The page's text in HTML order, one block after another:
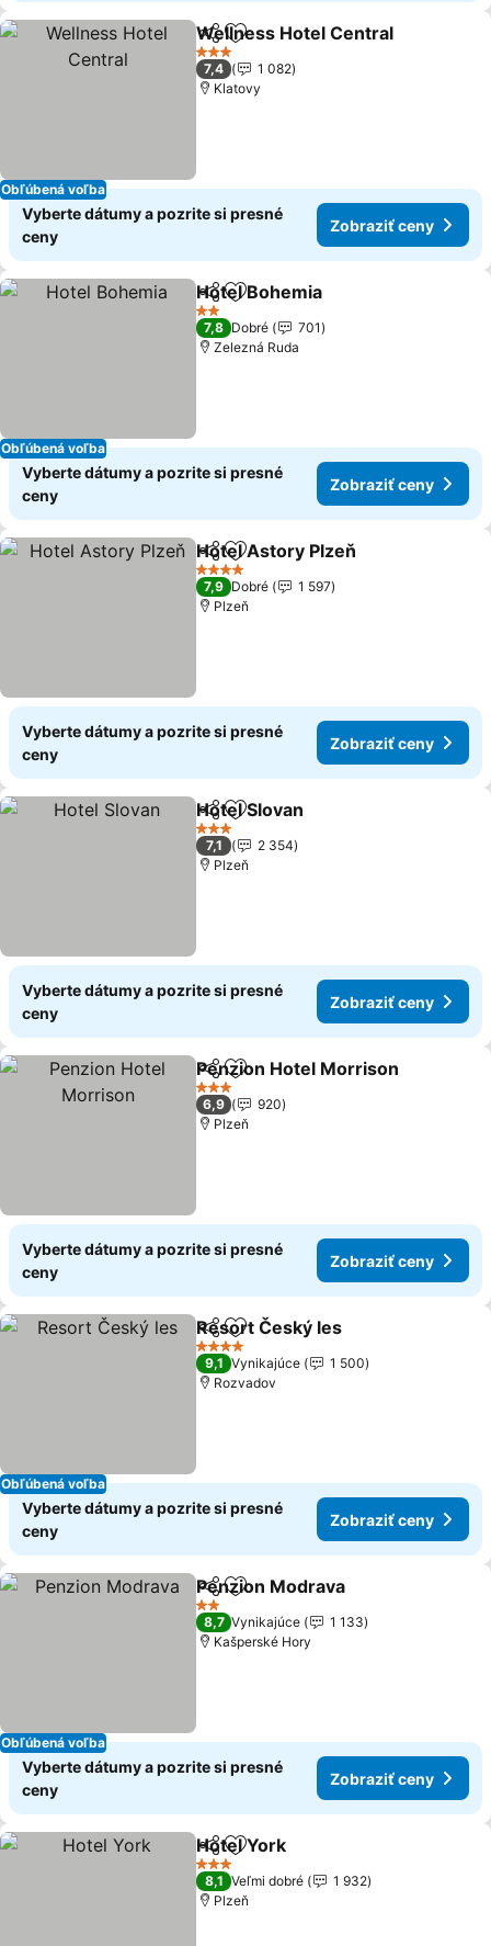
Obľúbená voľba
ZdieľaťPridať do obľúbených
Wellness Hotel Central
3 Počet hviezdičiek
7,4
1 082
Klatovy
Vyberte dátumy a pozrite si presné
ceny
Zobraziť ceny
Obľúbená voľba
ZdieľaťPridať do obľúbených
Hotel Bohemia
2 Počet hviezdičiek
7,8 Dobré
701
Zelezná Ruda
Vyberte dátumy a pozrite si presné
ceny
Zobraziť ceny
ZdieľaťPridať do obľúbených
Hotel Astory Plzeň
4 Počet hviezdičiek
7,9 Dobré
1 597
Plzeň
Vyberte dátumy a pozrite si presné
ceny
Zobraziť ceny
ZdieľaťPridať do obľúbených
Hotel Slovan
3 Počet hviezdičiek
7,1
2 354
Plzeň
Vyberte dátumy a pozrite si presné
ceny
Zobraziť ceny
ZdieľaťPridať do obľúbených
Penzion Hotel Morrison
3 Počet hviezdičiek
6,9
920
Plzeň
Vyberte dátumy a pozrite si presné
ceny
Zobraziť ceny
Obľúbená voľba
ZdieľaťPridať do obľúbených
Resort Český les
4 Počet hviezdičiek
9,1 Vynikajúce
1 500
Rozvadov
Vyberte dátumy a pozrite si presné
ceny
Zobraziť ceny
Obľúbená voľba
ZdieľaťPridať do obľúbených
Penzion Modrava
2 Počet hviezdičiek
8,7 Vynikajúce
1 133
Kašperské Hory
Vyberte dátumy a pozrite si presné
ceny
Zobraziť ceny
ZdieľaťPridať do obľúbených
Hotel York
3 Počet hviezdičiek
8,1 Veľmi dobré
1 932
Plzeň